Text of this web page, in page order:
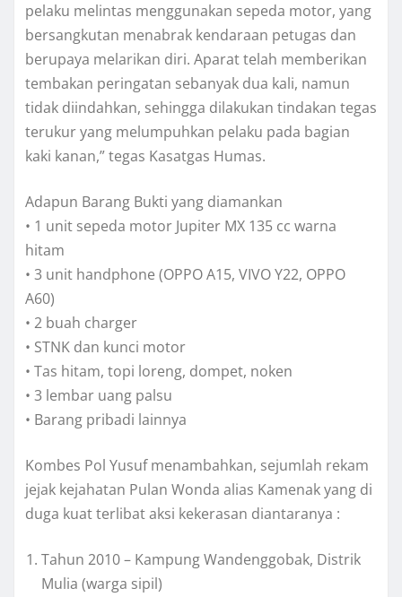
pelaku melintas menggunakan sepeda motor, yang
bersangkutan menabrak kendaraan petugas dan
berupaya melarikan diri. Aparat telah memberikan
tembakan peringatan sebanyak dua kali, namun
tidak diindahkan, sehingga dilakukan tindakan tegas
terukur yang melumpuhkan pelaku pada bagian
kaki kanan,” tegas Kasatgas Humas.
Adapun Barang Bukti yang diamankan
• 1 unit sepeda motor Jupiter MX 135 cc warna
hitam
• 3 unit handphone (OPPO A15, VIVO Y22, OPPO
A60)
• 2 buah charger
• STNK dan kunci motor
• Tas hitam, topi loreng, dompet, noken
• 3 lembar uang palsu
• Barang pribadi lainnya
Kombes Pol Yusuf menambahkan, sejumlah rekam
jejak kejahatan Pulan Wonda alias Kamenak yang di
duga kuat terlibat aksi kekerasan diantaranya :
Tahun 2010 – Kampung Wandenggobak, Distrik
Mulia (warga sipil)